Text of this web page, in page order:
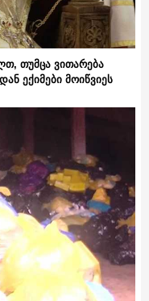
თუმცა ვითარება
ექიმები მოიწვიეს